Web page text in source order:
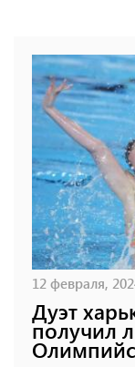
12 февраля,
Дуэт
получил